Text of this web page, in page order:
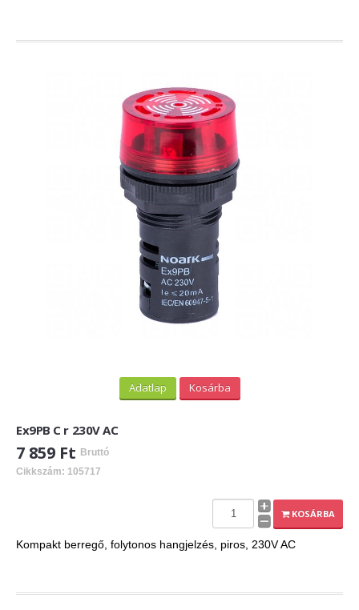
Adatlap Kosárba
Ex9PB C r 230V AC
7 859 Ft Bruttó
Cikkszám: 105717
KOSÁRBA
Kompakt berregő, folytonos hangjelzés, piros, 230V AC